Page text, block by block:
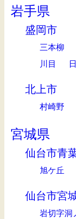
岩手県
盛岡市
三本柳
川目
北上市
村崎野
宮城県
仙台市青
旭ケ丘
仙台市宮
岩切字洞